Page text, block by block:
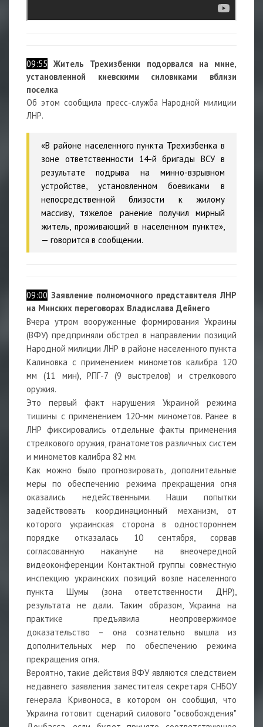
09:55 Житель Трехизбенки подорвался на мине,
установленной киевскими силовиками вблизи
поселка
Об этом сообщила пресс-служба Народной милиции
ЛНР.
«В районе населенного пункта Трехизбенка в
зоне ответственности 14-й бригады ВСУ в
результате подрыва на минно-взрывном
устройстве, установленном боевиками в
непосредственной близости к жилому
массиву, тяжелое ранение получил мирный
житель, проживающий в населенном пункте»,
— говорится в сообщении.
09:00 Заявление полномочного представителя ЛНР
на Минских переговорах Владислава Дейнего
Вчера утром вооруженные формирования Украины
(ВФУ) предприняли обстрел в направлении позиций
Народной милиции ЛНР в районе населенного пункта
Калиновка с применением минометов калибра 120
мм (11 мин), РПГ-7 (9 выстрелов) и стрелкового
оружия.
Это первый факт нарушения Украиной режима
тишины с применением 120-мм минометов. Ранее в
ЛНР фиксировались отдельные факты применения
стрелкового оружия, гранатометов различных систем
и минометов калибра 82 мм.
Как можно было прогнозировать, дополнительные
меры по обеспечению режима прекращения огня
оказались недейственными. Наши попытки
задействовать координационный механизм, от
которого украинская сторона в одностороннем
порядке отказалась 10 сентября, сорвав
согласованную накануне на внеочередной
видеоконференции Контактной группы совместную
инспекцию украинских позиций возле населенного
пункта Шумы (зона ответственности ДНР),
результата не дали. Таким образом, Украина на
практике предъявила неопровержимое
доказательство – она сознательно вышла из
дополнительных мер по обеспечению режима
прекращения огня.
Вероятно, такие действия ВФУ являются следствием
недавнего заявления заместителя секретаря СНБОУ
генерала Кривоноса, в котором он сообщил, что
Украина готовит сценарий силового "освобождения"